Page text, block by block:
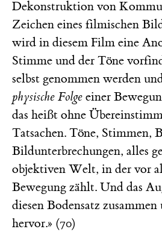
Dekonstruktion von
Zeichen eines filmischen
wird in diesem Film eine
Stimme und der Töne
selbst genommen werden
physische Folge einer
das heißt ohne
Tatsachen. Töne, Stimmen,
Bildunterbrechungen, alles
objektiven Welt, in der vor
Bewegung zählt. Und das
diesen Bodensatz
hervor.» (70)